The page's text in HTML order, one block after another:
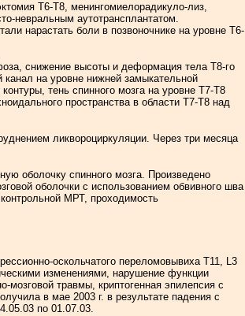
Т6-Т8, менингомиелорадикуло-лиз,
невральным аутотрансплантатом.
нарастать боли в позвоночнике на уровне Т6-
снижение высоты и деформация тела Т8-го
на уровне нижней замыкательной
тень спинного мозга на уровне Т7-Т8
пространства в области Т7-Т8 над
ликвороциркуляции. Через три месяца
оболочку спинного мозга. Произведено
оболочки с использованием обвивного шва
МРТ, проходимость
оскольчатого переломовывиха Т11, L3
изменениями, нарушение функции
мозговой травмы, криптогенная эпилепсия с
в мае 2003 г. в результате падения с
по 01.07.03.